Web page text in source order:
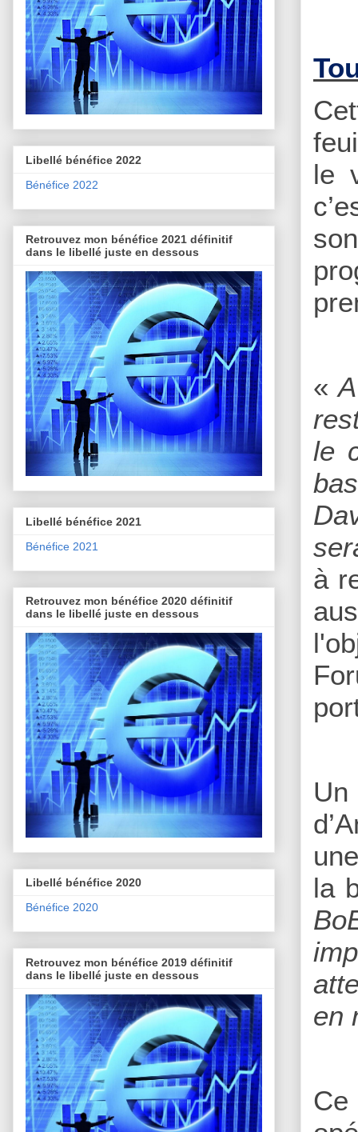
le
«
le
à
Un
la
en
Libellé bénéfice 2022
Bénéfice 2022
Retrouvez mon bénéfice 2021 définitif
dans le libellé juste en dessous
Libellé bénéfice 2021
Bénéfice 2021
Retrouvez mon bénéfice 2020 définitif
dans le libellé juste en dessous
Libellé bénéfice 2020
Bénéfice 2020
Retrouvez mon bénéfice 2019 définitif
dans le libellé juste en dessous